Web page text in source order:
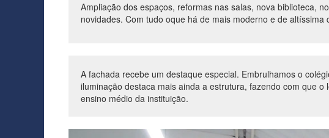
Ampliação dos espaços, reformas nas salas, nova biblioteca,
novidades. Com tudo oque há de mais moderno e de
A fachada recebe um destaque especial. Embrulhamos o
iluminação destaca mais ainda a estrutura, fazendo com que
ensino médio da instituição.